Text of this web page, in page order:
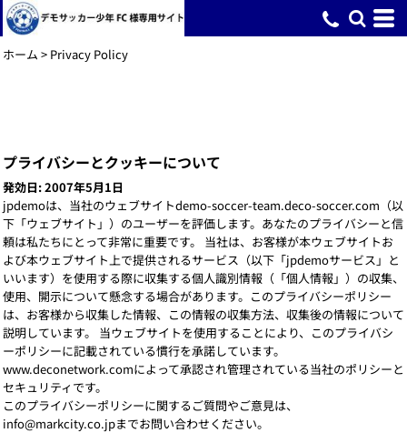
ホーム > Privacy Policy
プライバシーとクッキーについて
発効日: 2007年5月1日
jpdemoは、当社のウェブサイトdemo-soccer-team.deco-soccer.com（以
下「ウェブサイト」）のユーザーを評価します。あなたのプライバシーと信
頼は私たちにとって非常に重要です。 当社は、お客様が本ウェブサイトお
よび本ウェブサイト上で提供されるサービス（以下「jpdemoサービス」と
いいます）を使用する際に収集する個人識別情報（「個人情報」）の収集、
使用、開示について懸念する場合があります。このプライバシーポリシー
は、お客様から収集した情報、この情報の収集方法、収集後の情報について
説明しています。 当ウェブサイトを使用することにより、このプライバシ
ーポリシーに記載されている慣行を承諾しています。
www.deconetwork.comによって承認され管理されている当社のポリシーと
セキュリティです。
このプライバシーポリシーに関するご質問やご意見は、
info@markcity.co.jpまでお問い合わせください。